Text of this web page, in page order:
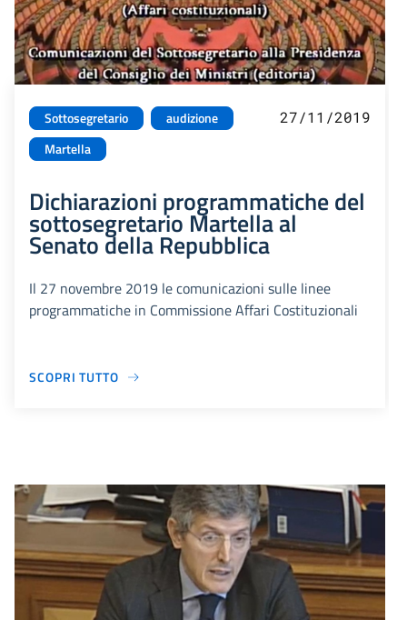
Sottosegretario
audizione
Martella
27/11/2019
Dichiarazioni programmatiche del
sottosegretario Martella al
Senato della Repubblica
Il 27 novembre 2019 le comunicazioni sulle linee
programmatiche in Commissione Affari Costituzionali
SCOPRI TUTTO